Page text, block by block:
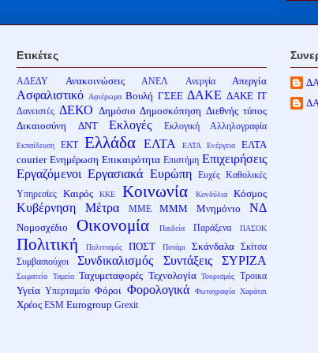
Ετικέτες
ΑΔΕΔΥ Ανακοινώσεις ΑΝΕΛ Ανεργία Απεργία
Ασφαλιστικό Αφιέρωμα Βουλή ΓΣΕΕ ΔΑΚΕ ΔΑΚΕ ΙΤ
Δανειστές ΔΕΚΟ Δημόσιο Δημοσκόπηση Διεθνής τύπος
Δικαιοσύνη
ΔΝΤ Εκλογές Εκλογική Αλληλογραφία
Εκπαίδευση ΕΚΤ Ελλάδα ΕΛΤΑ ΕΛΤΑ Ενέργεια
ΕΛΤΑ
courier Ενημέρωση Επικαιρότητα Επιστήμη Επιχειρήσεις
Εργαζόμενοι Εργασιακά Ευρώπη Ευχές Καθολικές
Υπηρεσίες
Καιρός ΚΚΕ Κοινωνία Κονδύλια Κόσμος
Κυβέρνηση Μέτρα ΜΜΕ ΜΜΜ Μνημόνιο ΝΔ
Νομοσχέδιο Οικονομία Παιδεία Παράξενα ΠΑΣΟΚ
Πολιτική Πολιτισμός ΠΟΣΤ Ποτάμι Σκάνδαλα
Σκίτσα
Συμβασιούχοι
Συνδικαλισμός Συντάξεις ΣΥΡΙΖΑ
Σωματεία Ταμεία Ταχυμεταφορές Τεχνολογία Τουρισμός Τροικα
Υγεία Υπερταμείο Φόροι Φορολογικά Φωτογραφία Χαράτσι
Χρέος ESM Eurogroup Grexit